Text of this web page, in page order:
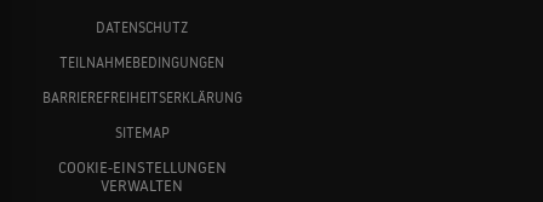
DATENSCHUTZ
TEILNAHMEBEDINGUNGEN
BARRIEREFREIHEITSERKLÄRUNG
SITEMAP
COOKIE-EINSTELLUNGEN
VERWALTEN